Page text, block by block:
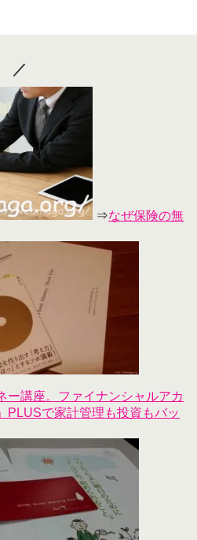
／
⇒なぜ保険の無
ー講座。ファイナンシャルアカ
PLUSで家計管理も投資もバッ